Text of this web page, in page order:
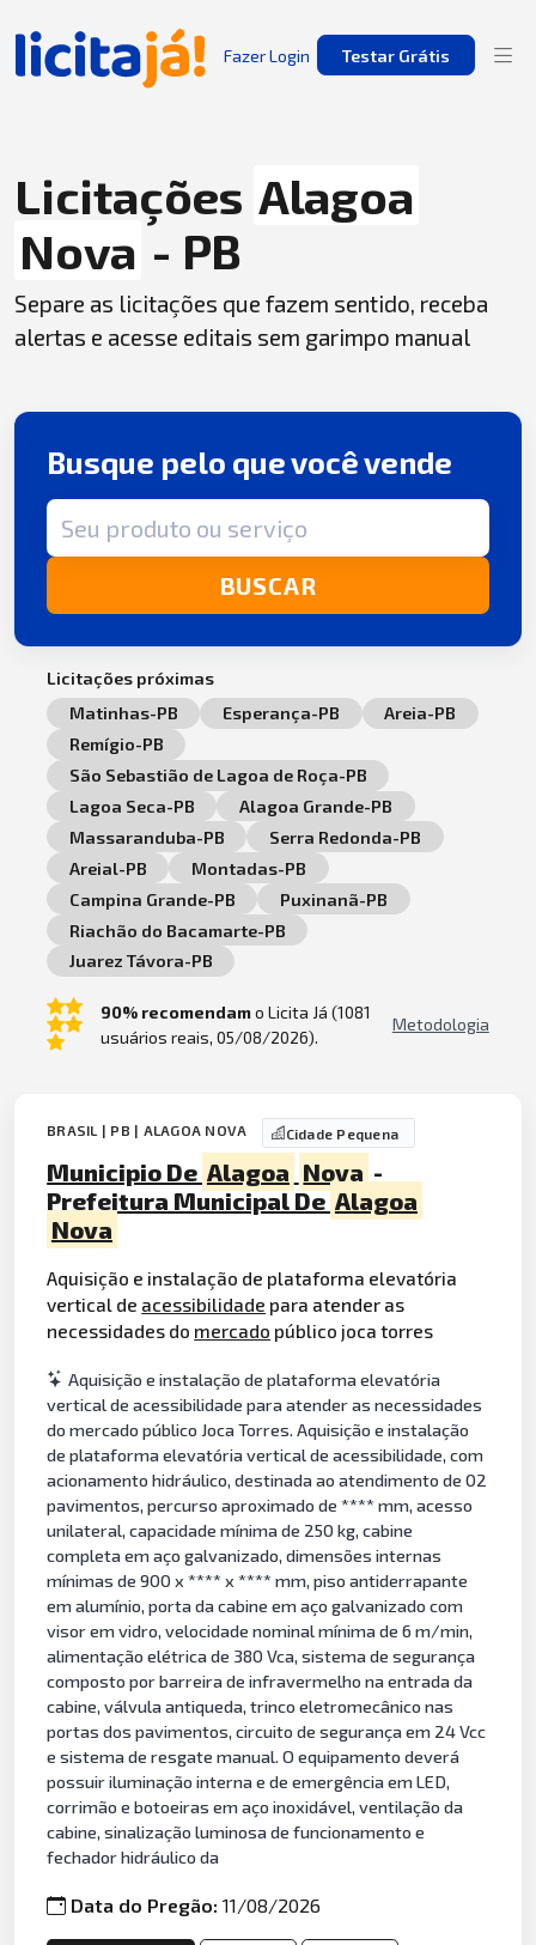
Fazer Login Testar Grátis
Licitações Alagoa
Nova - PB
Separe as licitações que fazem sentido, receba
alertas e acesse editais sem garimpo manual
Busque pelo que você vende
Termo de busca
BUSCAR
Licitações próximas
Matinhas-PB
Esperança-PB
Areia-PB
Remígio-PB
São Sebastião de Lagoa de Roça-PB
Lagoa Seca-PB
Alagoa Grande-PB
Massaranduba-PB
Serra Redonda-PB
Areial-PB
Montadas-PB
Campina Grande-PB
Puxinanã-PB
Riachão do Bacamarte-PB
Juarez Távora-PB
90% recomendamo Licita Já (1081
usuários reais, 05/08/2026).
Metodologia
BRASIL | PB | ALAGOA NOVA Cidade Pequena
Municipio De Alagoa Nova -
Prefeitura Municipal DeAlagoa
Nova
Aquisição e instalação de plataforma elevatória
vertical de acessibilidade para atender as
necessidades do mercado público joca torres
Aquisição e instalação de plataforma elevatória
vertical de acessibilidade para atender as necessidades
do mercado público Joca Torres. Aquisição e instalação
de plataforma elevatória vertical de acessibilidade, com
acionamento hidráulico, destinada ao atendimento de 02
pavimentos, percurso aproximado de **** mm, acesso
unilateral, capacidade mínima de 250 kg, cabine
completa em aço galvanizado, dimensões internas
mínimas de 900 x **** x **** mm, piso antiderrapante
em alumínio, porta da cabine em aço galvanizado com
visor em vidro, velocidade nominal mínima de 6 m/min,
alimentação elétrica de 380 Vca, sistema de segurança
composto por barreira de infravermelho na entrada da
cabine, válvula antiqueda, trinco eletromecânico nas
portas dos pavimentos, circuito de segurança em 24 Vcc
e sistema de resgate manual. O equipamento deverá
possuir iluminação interna e de emergência em LED,
corrimão e botoeiras em aço inoxidável, ventilação da
cabine, sinalização luminosa de funcionamento e
fechador hidráulico da
Data do Pregão:11/08/2026